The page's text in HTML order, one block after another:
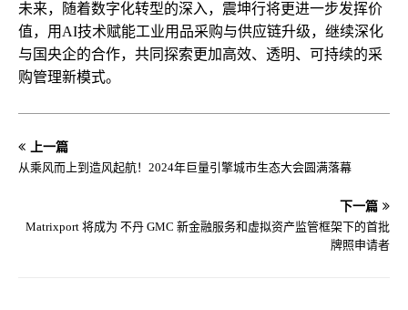
未来，随着数字化转型的深入，震坤行将更进一步发挥价
值，用AI技术赋能工业用品采购与供应链升级，继续深化
与国央企的合作，共同探索更加高效、透明、可持续的采
购管理新模式。
上一篇
从乘风而上到造风起航！2024年巨量引擎城市生态大会圆满落幕
下一篇
Matrixport 将成为 不丹 GMC 新金融服务和虚拟资产监管框架下的首批
牌照申请者